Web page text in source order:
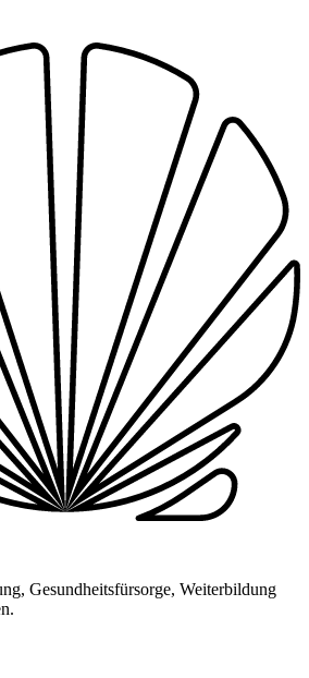
Gesundheitsfürsorge, Weiterbildung